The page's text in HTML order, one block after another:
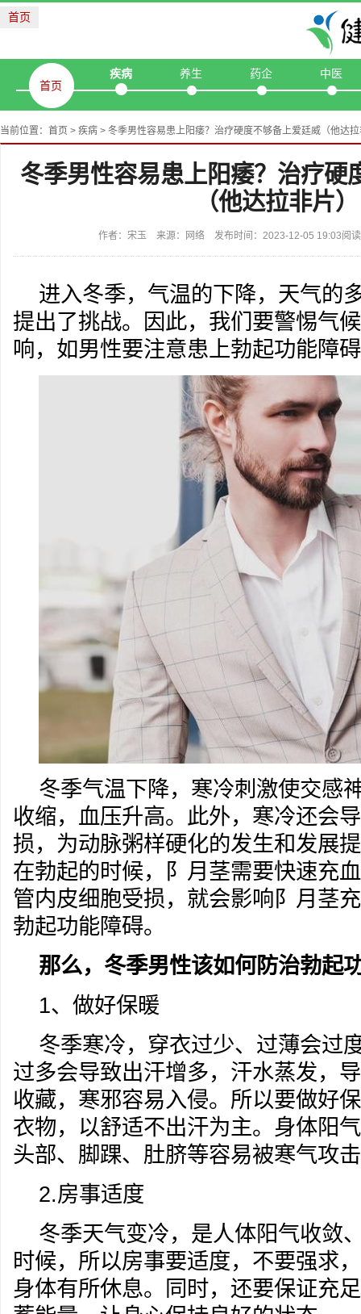
首页
首页
疾病 养生 药企 中医
当前位置： 首页 > 疾病 > 冬季男性容易患上阳痿？治疗硬度不够备上爱廷威（他达
冬季男性容易患上阳痿？治疗硬
（他达拉非片）
作者：宋玉 来源：网络 发布时间：2023-12-05 19:03阅
进入冬季，气温的下降，天气的
提出了挑战。因此，我们要警惕气
响，如男性要注意患上勃起功能障
冬季气温下降，寒冷刺激使交感
收缩，血压升高。此外，寒冷还会
损，为动脉粥样硬化的发生和发展
在勃起的时候，阝月茎需要快速充
管内皮细胞受损，就会影响阝月茎
勃起功能障碍。
那么， 冬季男性该如何防治勃起
1、做好保暖
冬季寒冷，穿衣过少、过薄会过
过多会导致出汗增多，汗水蒸发，
收藏，寒邪容易入侵。所以要做好
衣物，以舒适不出汗为主。身体阳
头部、脚踝、肚脐等容易被寒气攻
2.房事适度
冬季天气变冷，是人体阳气收敛
时候，所以房事要适度，不要强求
身体有所休息。同时，还要保证充